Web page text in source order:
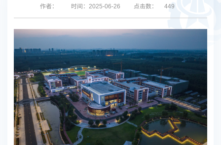
作者： 时间：2025-06-26 点击数： 449